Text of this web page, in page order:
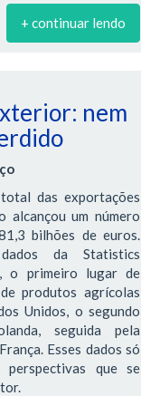
+ continuar lendo
nem
das exportações
alcançou um número
bilhões de euros.
da Statistics
o primeiro lugar de
produtos agrícolas
Unidos, o segundo
seguida pela
Esses dados só
que se